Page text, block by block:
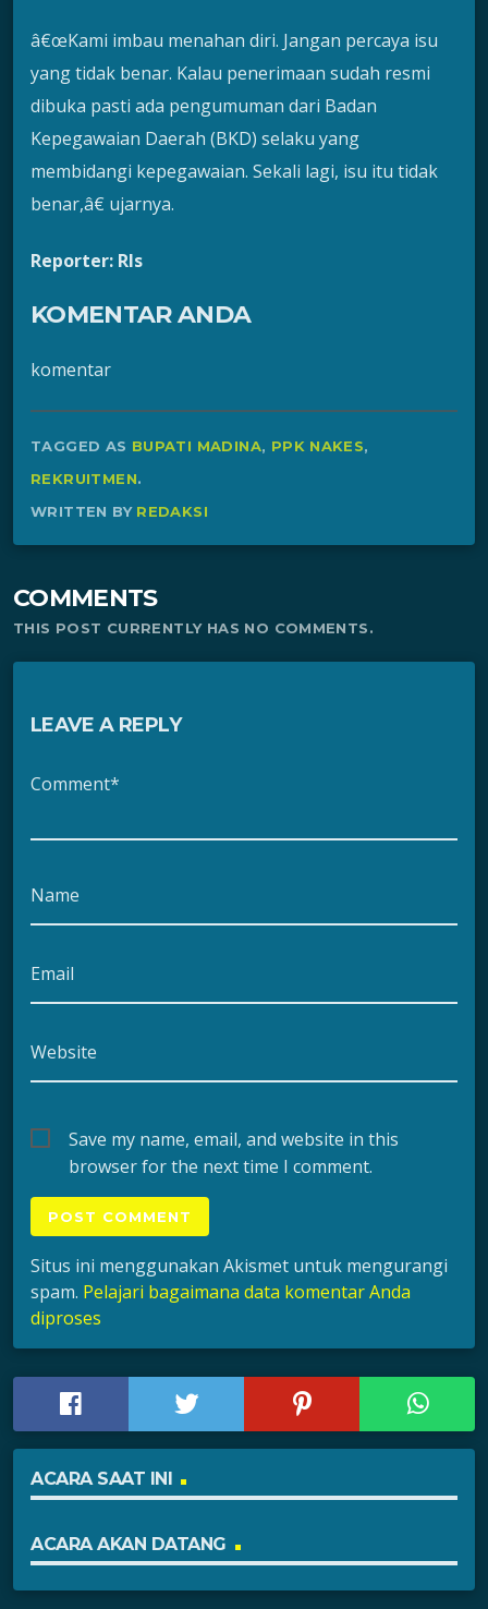
â€œKami imbau menahan diri. Jangan percaya isu
yang tidak benar. Kalau penerimaan sudah resmi
dibuka pasti ada pengumuman dari Badan
Kepegawaian Daerah (BKD) selaku yang
membidangi kepegawaian. Sekali lagi, isu itu tidak
benar,â€ ujarnya.
Reporter: Rls
KOMENTAR ANDA
komentar
TAGGED AS BUPATI MADINA, PPK NAKES,
REKRUITMEN.
WRITTEN BY REDAKSI
COMMENTS
THIS POST CURRENTLY HAS NO COMMENTS.
LEAVE A REPLY
Comment*
Name
Email
Website
Save my name, email, and website in this
browser for the next time I comment.
Situs ini menggunakan Akismet untuk mengurangi
spam. Pelajari bagaimana data komentar Anda
diproses
ACARA SAAT INI
ACARA AKAN DATANG